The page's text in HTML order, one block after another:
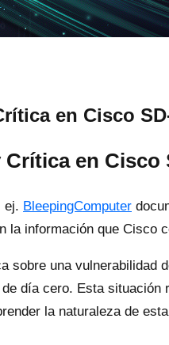
en Cisco
en
ej. BleepingComputer
la información que Cisco
sobre una vulnerabilidad
día cero. Esta
la naturaleza de